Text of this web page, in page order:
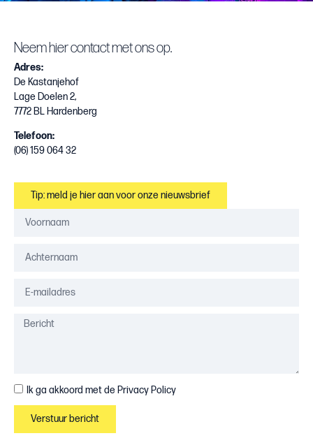
Neem hier contact met ons op.
Adres:
De Kastanjehof
Lage Doelen 2,
7772 BL Hardenberg
Telefoon:
(06) 159 064 32
Tip: meld je hier aan voor onze nieuwsbrief
Ik ga akkoord met de Privacy Policy
Verstuur bericht